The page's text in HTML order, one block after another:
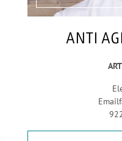
ANTI